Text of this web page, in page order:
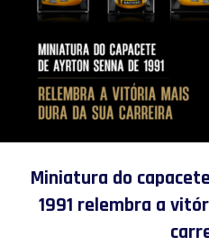
Miniatura do
1991 relembra a